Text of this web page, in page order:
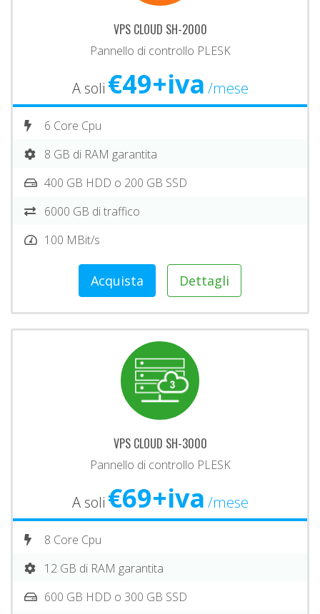
VPS CLOUD SH-2000
Pannello di controllo PLESK
A soli €49+iva /mese
6 Core Cpu
8 GB di RAM garantita
400 GB HDD o 200 GB SSD
6000 GB di traffico
100 MBit/s
Acquista Dettagli
VPS CLOUD SH-3000
Pannello di controllo PLESK
A soli €69+iva /mese
8 Core Cpu
12 GB di RAM garantita
600 GB HDD o 300 GB SSD